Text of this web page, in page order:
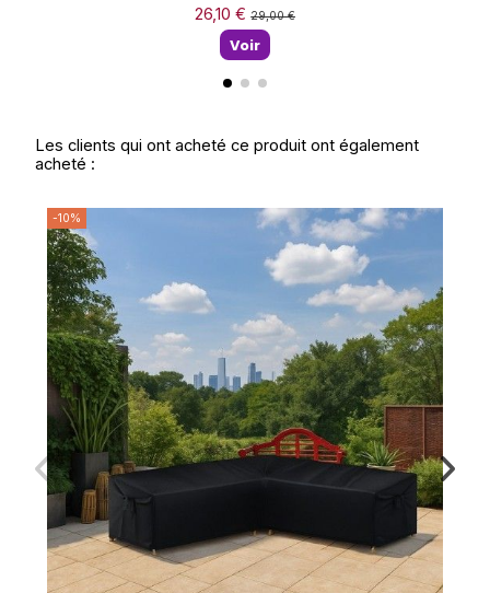
26,10 €29,00 €
Voir
Les clients qui ont acheté ce produit ont également
acheté :
-10%